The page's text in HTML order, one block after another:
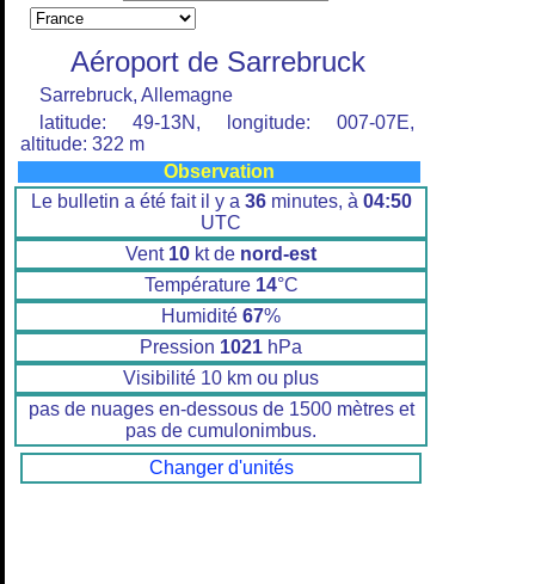
Aéroport de Sarrebruck
Sarrebruck, Allemagne
latitude: 49-13N, longitude: 007-07E,
altitude: 322 m
Observation
Le bulletin a été fait il y a 36minutes, à 04:50
UTC
Vent 10 kt de nord-est
Température 14°C
Humidité 67%
Pression 1021 hPa
Visibilité 10 km ou plus
pas de nuages en-dessous de 1500 mètres et
pas de cumulonimbus.
Changer d'unités